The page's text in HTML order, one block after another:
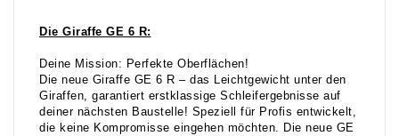
Die Giraffe GE 6 R:
Deine Mission: Perfekte Oberflächen!
Die neue Giraffe GE 6 R – das Leichtgewicht unter den
Giraffen, garantiert erstklassige Schleifergebnisse auf
deiner nächsten Baustelle! Speziell für Profis entwickelt,
die keine Kompromisse eingehen möchten. Die neue GE